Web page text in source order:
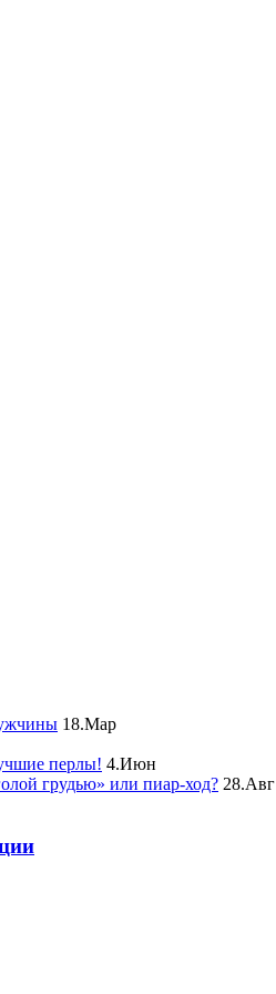
18.Мар
перлы! 4.Июн
грудью» или пиар-ход? 28.Авг